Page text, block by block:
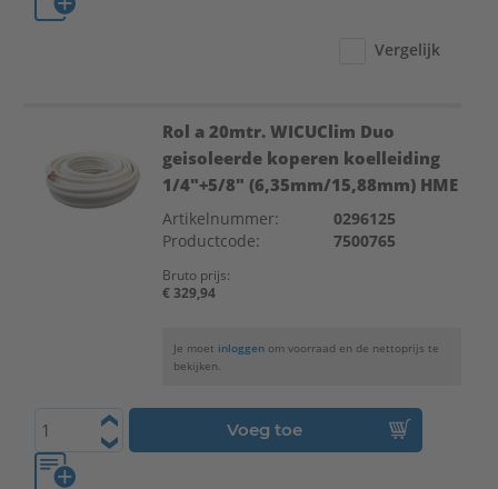
Vergelijk
Rol a 20mtr. WICUClim Duo
geisoleerde koperen koelleiding
1/4"+5/8" (6,35mm/15,88mm) HME
Artikelnummer:
0296125
Productcode:
7500765
Bruto prijs:
€ 329,94
Je moet inloggen om voorraad en de nettoprijs te
bekijken.
Voeg toe